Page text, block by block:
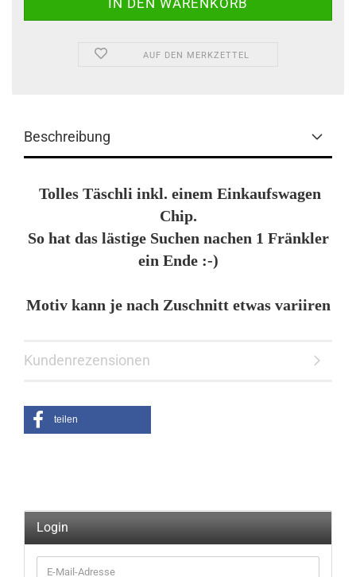
AUF DEN MERKZETTEL
Beschreibung
Tolles Täschli inkl. einem Einkaufswagen
Chip.
So hat das lästige Suchen nachen 1 Fränkler
ein Ende :-)
Motiv kann je nach Zuschnitt etwas variiren
Kundenrezensionen
teilen
Login
E-